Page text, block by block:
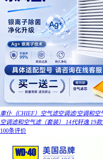
車仆（CHIEF）空气滤空调滤/空调和
空调滤和空气滤（套装） 14代轩逸 19款
100条评价